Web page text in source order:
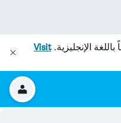
الإنجليزية.Visit